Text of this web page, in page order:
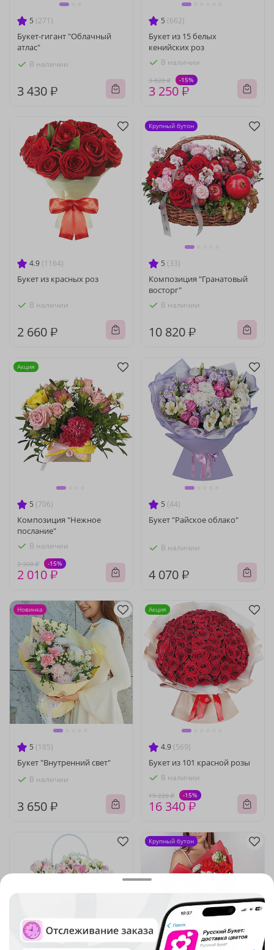
5 (271)
Букет-гигант "Облачный
атлас"
В наличии
3 430 ₽
5 (662)
Букет из 15 белых
кенийских роз
В наличии
3 820 ₽ -15%
3 250 ₽
4.9 (1164)
Букет из красных роз
В наличии
2 660 ₽
5 (33)
Композиция "Гранатовый
восторг"
В наличии
10 820 ₽
Крупный бутон
5 (706)
Композиция "Нежное
послание"
В наличии
2 360 ₽ -15%
2 010 ₽
Акция
5 (44)
Букет "Райское облако"
В наличии
4 070 ₽
5 (185)
Букет "Внутренний свет"
В наличии
3 650 ₽
Новинка
4.9 (569)
Букет из 101 красной розы
В наличии
19 220 ₽ -15%
16 340 ₽
Акция
Крупный бутон